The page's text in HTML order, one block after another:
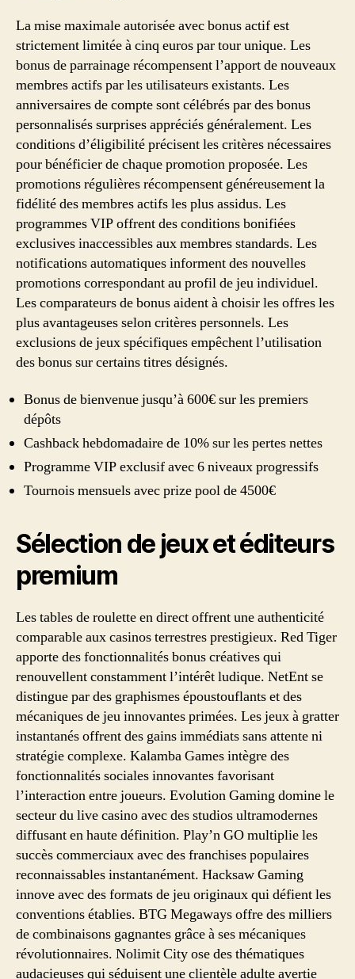
La mise maximale autorisée avec bonus actif est
strictement limitée à cinq euros par tour unique. Les
bonus de parrainage récompensent l’apport de nouveaux
membres actifs par les utilisateurs existants. Les
anniversaires de compte sont célébrés par des bonus
personnalisés surprises appréciés généralement. Les
conditions d’éligibilité précisent les critères nécessaires
pour bénéficier de chaque promotion proposée. Les
promotions régulières récompensent généreusement la
fidélité des membres actifs les plus assidus. Les
programmes VIP offrent des conditions bonifiées
exclusives inaccessibles aux membres standards. Les
notifications automatiques informent des nouvelles
promotions correspondant au profil de jeu individuel.
Les comparateurs de bonus aident à choisir les offres les
plus avantageuses selon critères personnels. Les
exclusions de jeux spécifiques empêchent l’utilisation
des bonus sur certains titres désignés.
Bonus de bienvenue jusqu’à 600€ sur les premiers
dépôts
Cashback hebdomadaire de 10% sur les pertes nettes
Programme VIP exclusif avec 6 niveaux progressifs
Tournois mensuels avec prize pool de 4500€
Sélection de jeux et éditeurs
premium
Les tables de roulette en direct offrent une authenticité
comparable aux casinos terrestres prestigieux. Red Tiger
apporte des fonctionnalités bonus créatives qui
renouvellent constamment l’intérêt ludique. NetEnt se
distingue par des graphismes époustouflants et des
mécaniques de jeu innovantes primées. Les jeux à gratter
instantanés offrent des gains immédiats sans attente ni
stratégie complexe. Kalamba Games intègre des
fonctionnalités sociales innovantes favorisant
l’interaction entre joueurs. Evolution Gaming domine le
secteur du live casino avec des studios ultramodernes
diffusant en haute définition. Play’n GO multiplie les
succès commerciaux avec des franchises populaires
reconnaissables instantanément. Hacksaw Gaming
innove avec des formats de jeu originaux qui défient les
conventions établies. BTG Megaways offre des milliers
de combinaisons gagnantes grâce à ses mécaniques
révolutionnaires. Nolimit City ose des thématiques
audacieuses qui séduisent une clientèle adulte avertie